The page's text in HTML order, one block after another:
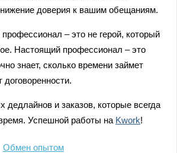
доверия к вашим обещаниям.
– это не герой, который
Настоящий профессионал – это
знает, сколько времени займет
и заказов, которые всегда
Успешной работы на Kwork!
Обмен опытом